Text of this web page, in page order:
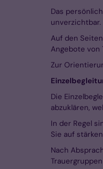
Das
unverzichtbar.
Auf den
Angebote von
Zur
Die
abzuklären,
In der Regel
Sie auf
Nach